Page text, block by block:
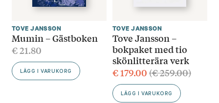
TOVE JANSSON
Mumin – Gästboken
€21.80
LÄGG I VARUKORG
TOVE JANSSON
Tove Jansson –
bokpaket med tio
skönlitterära verk
€179.00(€259.00)
LÄGG I VARUKORG